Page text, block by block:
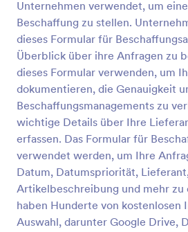
Unternehmen verwendet, um
Beschaffung zu stellen.
dieses Formular für
Überblick über ihre Anfragen zu
dieses Formular verwenden, um
dokumentieren, die Genauigkeit
Beschaffungsmanagements zu
wichtige Details über Ihre
erfassen. Das Formular für
verwendet werden, um Ihre
Datum, Datumspriorität,
Artikelbeschreibung und mehr zu
haben Hunderte von kostenlosen
Auswahl, darunter Google Drive,
Vorschau